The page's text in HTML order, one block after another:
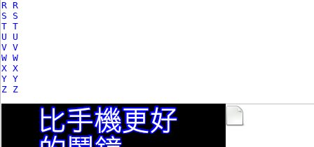
R R
S S
T T
U U
V V
W W
X X
Y Y
Z Z